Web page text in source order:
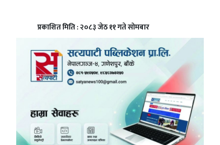
प्रकाशित मिति : २०८३ जेठ ११ गते सोमबार